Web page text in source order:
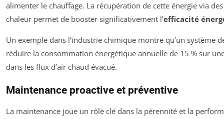
alimenter le chauffage. La récupération de cette énergie via
chaleur permet de booster significativement l’efficacité
Un exemple dans l’industrie chimique montre qu’un système
réduire la consommation énergétique annuelle de 15 % sur
dans les flux d’air chaud évacué.
Maintenance proactive et préventive
La maintenance joue un rôle clé dans la pérennité et la